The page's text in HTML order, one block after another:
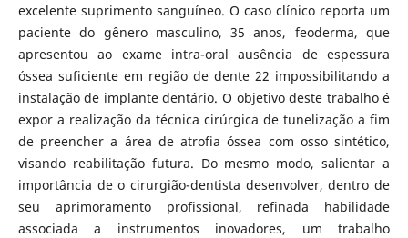
excelente suprimento sanguíneo. O caso clínico reporta um
paciente do gênero masculino, 35 anos, feoderma, que
apresentou ao exame intra-oral ausência de espessura
óssea suficiente em região de dente 22 impossibilitando a
instalação de implante dentário. O objetivo deste trabalho é
expor a realização da técnica cirúrgica de tunelização a fim
de preencher a área de atrofia óssea com osso sintético,
visando reabilitação futura. Do mesmo modo, salientar a
importância de o cirurgião-dentista desenvolver, dentro de
seu aprimoramento profissional, refinada habilidade
associada a instrumentos inovadores, um trabalho